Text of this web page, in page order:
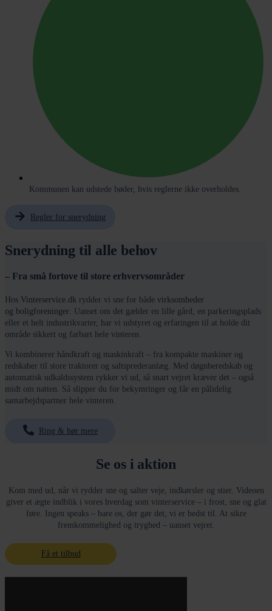
Kommunen kan udstede bøder, hvis reglerne ikke overholdes.
Regler for snerydning
Snerydning til alle behov
– Fra små fortove til store erhvervsområder
Hos Vinterservice.dk rydder vi sne for både virksomheder
og boligforeninger. Uanset om det gælder en lille gård, en parkeringsplads
eller et helt industrikvarter, har vi udstyret og erfaringen til at holde dit
område sikkert og farbart hele vinteren.
Vi kombinerer håndkraft og maskinkraft – fra kompakte maskiner og
redskaber til store traktorer og saltsprederanlæg. Med døgnberedskab og
automatisk udkaldssystem rykker vi ud, så snart vejret kræver det – også
midt om natten. Så slipper du for bekymringer og får en pålidelig
samarbejdspartner hele vinteren.
Ring & hør mere
Se os i aktion
Kom med ud, når vi rydder sne og salter veje, indkørsler og stier. Videoen
giver et ægte indblik i vores hverdag som vinterservice – i frost, sne og glat
føre. Ingen speaks – bare os, der gør det, vi er bedst til. At sikre
fremkommelighed og tryghed – uanset vejret.
Få et tilbud